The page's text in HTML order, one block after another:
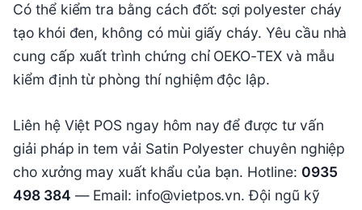
Có thể kiểm tra bằng cách đốt: sợi polyester cháy
tạo khói đen, không có mùi giấy cháy. Yêu cầu nhà
cung cấp xuất trình chứng chỉ OEKO-TEX và mẫu
kiểm định từ phòng thí nghiệm độc lập.
Liên hệ Việt POS ngay hôm nay để được tư vấn
giải pháp in tem vải Satin Polyester chuyên nghiệp
cho xưởng may xuất khẩu của bạn. Hotline: 0935
498 384 — Email: info@vietpos.vn. Đội ngũ kỹ